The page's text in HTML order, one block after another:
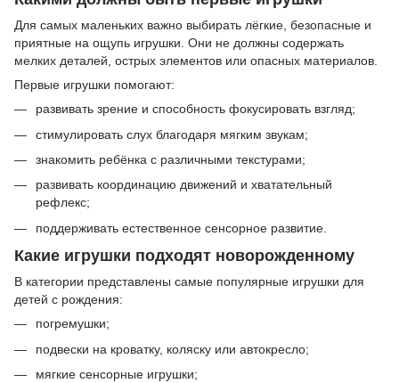
Для самых маленьких важно выбирать лёгкие, безопасные и
приятные на ощупь игрушки. Они не должны содержать
мелких деталей, острых элементов или опасных материалов.
Первые игрушки помогают:
развивать зрение и способность фокусировать взгляд;
стимулировать слух благодаря мягким звукам;
знакомить ребёнка с различными текстурами;
развивать координацию движений и хватательный
рефлекс;
поддерживать естественное сенсорное развитие.
Какие игрушки подходят новорожденному
В категории представлены самые популярные игрушки для
детей с рождения:
погремушки;
подвески на кроватку, коляску или автокресло;
мягкие сенсорные игрушки;